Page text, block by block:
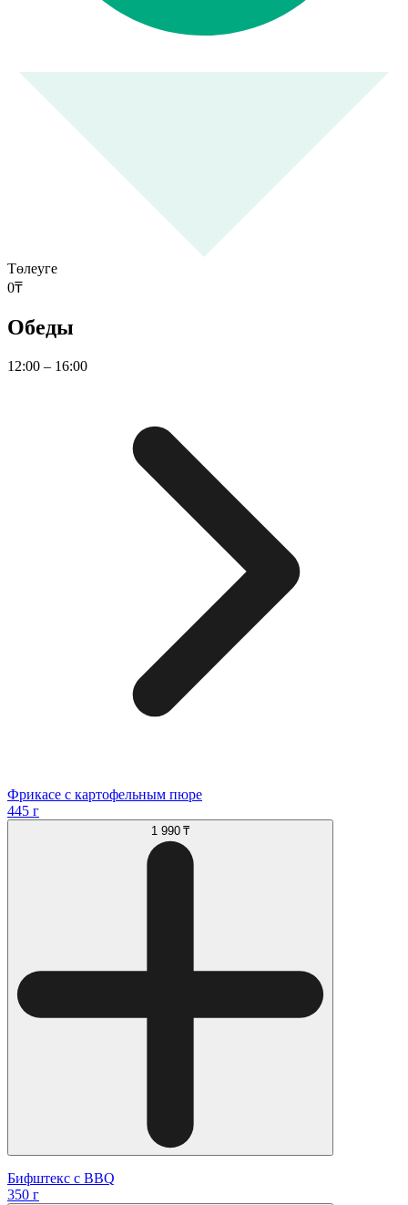
Төлеуге
0₸
Обеды
12:00 – 16:00
Фрикасе с картофельным пюре
445 г
1 990 ₸
Бифштекс с BBQ
350 г